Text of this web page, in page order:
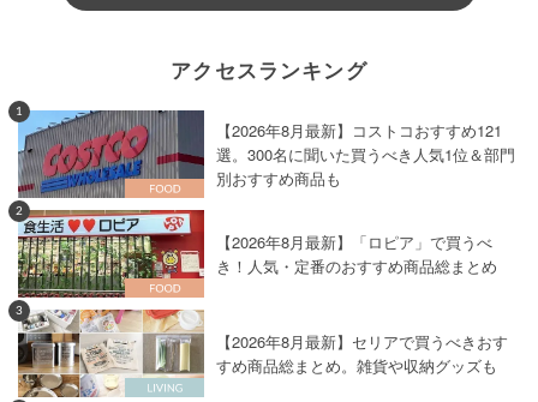
アクセスランキング
1
【2026年8月最新】コストコおすすめ121
選。300名に聞いた買うべき人気1位＆部門
別おすすめ商品も
2
【2026年8月最新】「ロピア」で買うべ
き！人気・定番のおすすめ商品総まとめ
3
【2026年8月最新】セリアで買うべきおす
すめ商品総まとめ。雑貨や収納グッズも